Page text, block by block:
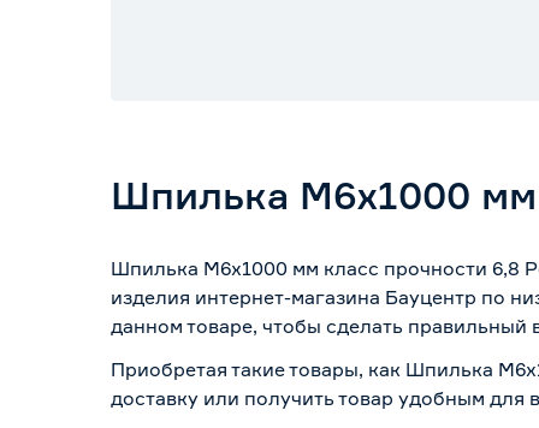
Шпилька М6х1000 мм
Шпилька М6х1000 мм класс прочности 6,8
изделия интернет-магазина Бауцентр по
данном товаре, чтобы сделать правильный
Приобретая такие товары, как Шпилька
доставку или получить товар удобным для